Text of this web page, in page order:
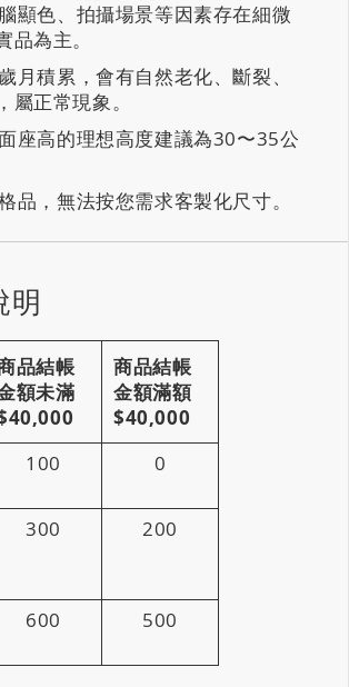
顯色、拍攝場景等因素存在細微
品為主。
月積累，會有自然老化、斷裂、
屬正常現象。
座高的理想高度建議為30〜35公
品，無法按您需求客製化尺寸。
明
品結帳
額未滿
商品結帳
金額滿額
$40,000
100 0
300 200
600 500